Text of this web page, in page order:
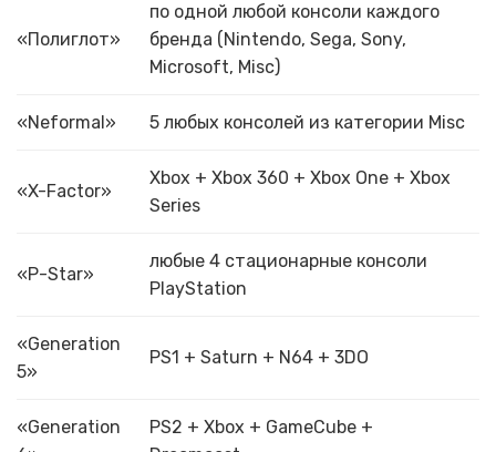
«Полиглот»
по одной любой консоли каждого
бренда (Nintendo, Sega, Sony,
Microsoft, Misc)
«Neformal» 5 любых консолей из категории Misc
«X-Factor»
Xbox + Xbox 360 + Xbox One + Xbox
Series
«P-Star»
любые 4 стационарные консоли
PlayStation
«Generation
5»
PS1 + Saturn + N64 + 3DO
«Generation
PS2 + Xbox + GameCube +